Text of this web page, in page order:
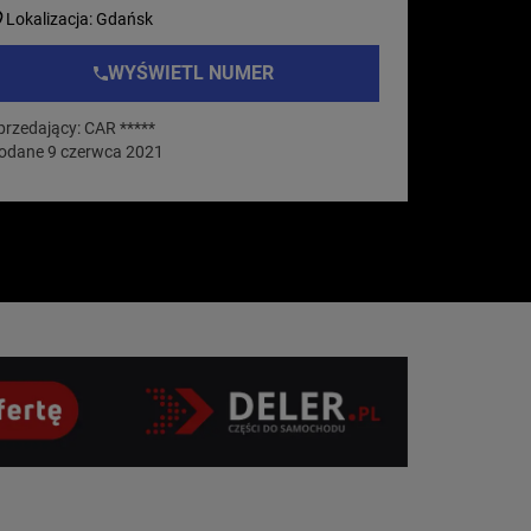
Lokalizacja: Gdańsk
WYŚWIETL NUMER
CAR *****
9 czerwca 2021